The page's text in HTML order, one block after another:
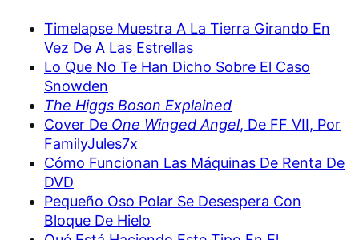
Timelapse Muestra A La Tierra Girando En
Vez De A Las Estrellas
Lo Que No Te Han Dicho Sobre El Caso
Snowden
The Higgs Boson Explained
Cover De One Winged Angel, De FF VII, Por
FamilyJules7x
Cómo Funcionan Las Máquinas De Renta De
DVD
Pequeño Oso Polar Se Desespera Con
Bloque De Hielo